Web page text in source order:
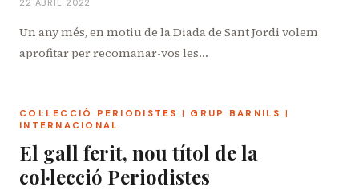
22 ABRIL 2022
Un any més, en motiu de la Diada de Sant Jordi volem
aprofitar per recomanar-vos les…
COL·LECCIÓ PERIODISTES | GRUP BARNILS |
INTERNACIONAL
El gall ferit, nou títol de la
col·lecció Periodistes